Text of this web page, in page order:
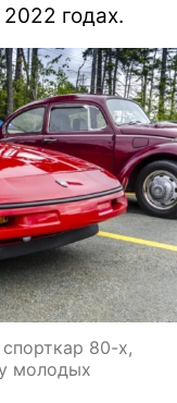
годах.
80-х,
молодых